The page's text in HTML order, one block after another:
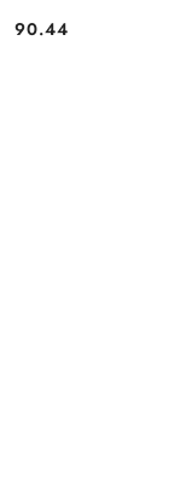
Cena:
90.44